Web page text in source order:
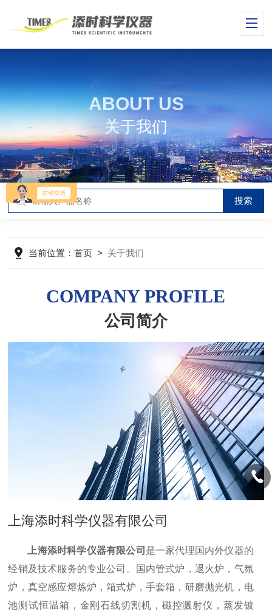
ABOUT US
关于我们
当前位置：首页 > 关于我们
COMPANY PROFILE
公司简介
上海添时科学仪器有限公司
上海添时科学仪器有限公司 是一家代理国内外仪器的
经销及技术服务的专业公司。国内管式炉，退火炉，气氛
炉，真空感应熔炼炉，箱式炉，手套箱，研磨抛光机，电
池测试恒温箱，金刚石线切割机，磁控溅射仪，蒸发镀